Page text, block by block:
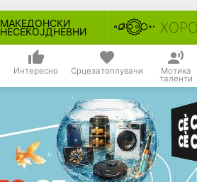
МАКЕДОНСКИ
НЕСЕКОЈДНЕВНИ
Интересно Срцезатоплувачи Мотика
таленти